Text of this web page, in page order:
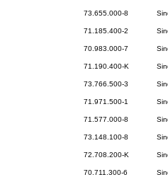
73.655.000-8
71.185.400-2
70.983.000-7
71.190.400-K
73.766.500-3
71.971.500-1
71.577.000-8
73.148.100-8
72.708.200-K
70.711.300-6